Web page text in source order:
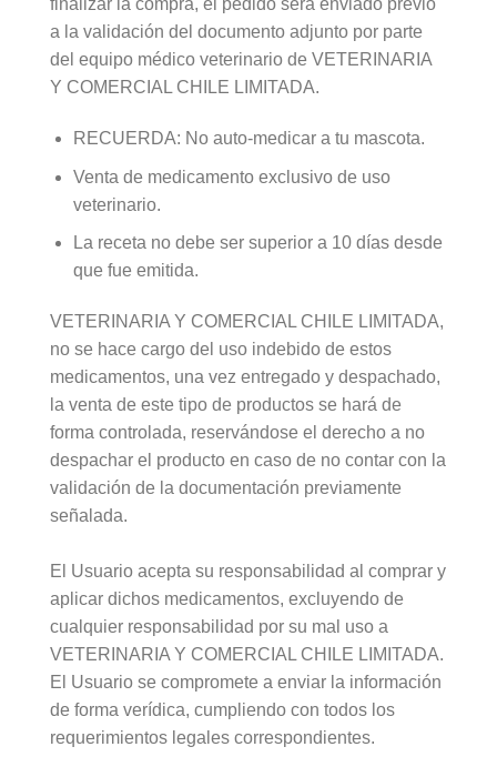
finalizar la compra, el pedido será enviado previo
a la validación del documento adjunto por parte
del equipo médico veterinario de VETERINARIA
Y COMERCIAL CHILE LIMITADA.
RECUERDA: No auto-medicar a tu mascota.
Venta de medicamento exclusivo de uso
veterinario.
La receta no debe ser superior a 10 días desde
que fue emitida.
VETERINARIA Y COMERCIAL CHILE LIMITADA,
no se hace cargo del uso indebido de estos
medicamentos, una vez entregado y despachado,
la venta de este tipo de productos se hará de
forma controlada, reservándose el derecho a no
despachar el producto en caso de no contar con la
validación de la documentación previamente
señalada.
El Usuario acepta su responsabilidad al comprar y
aplicar dichos medicamentos, excluyendo de
cualquier responsabilidad por su mal uso a
VETERINARIA Y COMERCIAL CHILE LIMITADA.
El Usuario se compromete a enviar la información
de forma verídica, cumpliendo con todos los
requerimientos legales correspondientes.